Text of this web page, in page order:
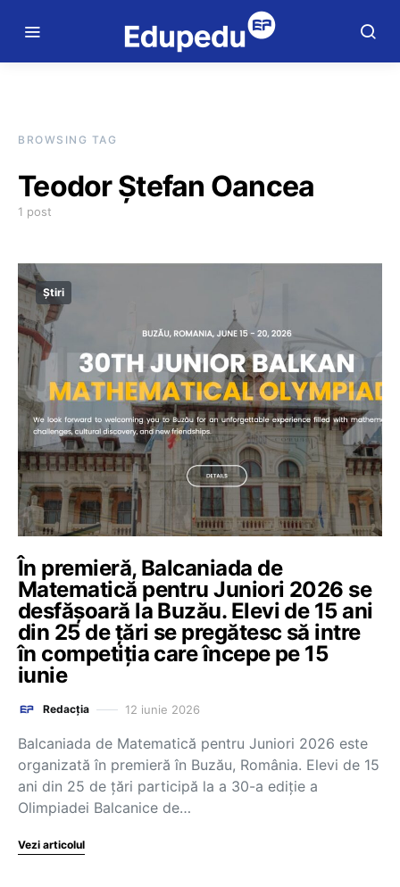
BROWSING TAG
Teodor Ștefan Oancea
1 post
Știri
În premieră, Balcaniada de
Matematică pentru Juniori 2026 se
desfășoară la Buzău. Elevi de 15 ani
din 25 de țări se pregătesc să intre
în competiția care începe pe 15
iunie
Redacția 12 iunie 2026
Balcaniada de Matematică pentru Juniori 2026 este
organizată în premieră în Buzău, România. Elevi de 15
ani din 25 de țări participă la a 30-a ediție a
Olimpiadei Balcanice de…
Vezi articolul